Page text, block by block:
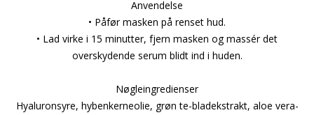
Anvendelse
• Påfør masken på renset hud.
• Lad virke i 15 minutter, fjern masken og massér det
overskydende serum blidt ind i huden.
Nøgleingredienser
Hyaluronsyre, hybenkerneolie, grøn te-bladekstrakt, aloe vera-